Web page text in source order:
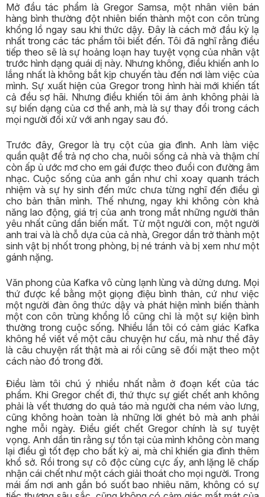
Mở đầu tác phẩm là Gregor Samsa, một nhân viên bán
hàng bình thường đột nhiên biến thành một con côn trùng
khổng lồ ngay sau khi thức dậy. Đây là cách mở đầu kỳ lạ
nhất trong các tác phẩm tôi biết đến. Tôi đã nghĩ rằng điều
tiếp theo sẽ là sự hoảng loạn hay tuyệt vọng của nhân vật
trước hình dạng quái dị này. Nhưng không, điều khiến anh lo
lắng nhất là không bắt kịp chuyến tàu đến nơi làm việc của
mình. Sự xuất hiện của Gregor trong hình hài mới khiến tất
cả đều sợ hãi. Nhưng điều khiến tôi ám ảnh không phải là
sự biến dạng của cơ thể anh, mà là sự thay đổi trong cách
mọi người đối xử với anh ngay sau đó.
Trước đây, Gregor là trụ cột của gia đình. Anh làm việc
quần quật để trả nợ cho cha, nuôi sống cả nhà và thậm chí
còn ấp ủ ước mơ cho em gái được theo đuổi con đường âm
nhạc. Cuộc sống của anh gần như chỉ xoay quanh trách
nhiệm và sự hy sinh đến mức chưa từng nghĩ đến điều gì
cho bản thân mình. Thế nhưng, ngay khi không còn khả
năng lao động, giá trị của anh trong mắt những người thân
yêu nhất cũng dần biến mất. Từ một người con, một người
anh trai và là chỗ dựa của cả nhà, Gregor dần trở thành một
sinh vật bị nhốt trong phòng, bị né tránh và bị xem như một
gánh nặng.
Văn phong của Kafka vô cùng lạnh lùng và dửng dưng. Mọi
thứ được kể bằng một giọng điệu bình thản, cứ như việc
một người đàn ông thức dậy và phát hiện mình biến thành
một con côn trùng khổng lồ cũng chỉ là một sự kiện bình
thường trong cuộc sống. Nhiều lần tôi có cảm giác Kafka
không hề viết về một câu chuyện hư cấu, mà như thể đây
là câu chuyện rất thật mà ai rồi cũng sẽ đối mặt theo một
cách nào đó trong đời.
Điều làm tôi chú ý nhiều nhất nằm ở đoạn kết của tác
phẩm. Khi Gregor chết đi, thứ thực sự giết chết anh không
phải là vết thương do quả táo mà người cha ném vào lưng,
cũng không hoàn toàn là những lời ghét bỏ mà anh phải
nghe mỗi ngày. Điều giết chết Gregor chính là sự tuyệt
vọng. Anh dần tin rằng sự tồn tại của mình không còn mang
lại điều gì tốt đẹp cho bất kỳ ai, mà chỉ khiến gia đình thêm
khổ sở. Rồi trong sự cô độc cùng cực ấy, anh lặng lẽ chấp
nhận cái chết như một cách giải thoát cho mọi người. Trong
mái ấm nơi anh gắn bó suốt bao nhiêu năm, không có sự